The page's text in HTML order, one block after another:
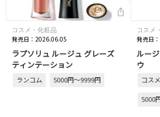
コスメ・化粧品
発売日：2026.06.05
ラプソリュ ルージュ グレーズ
ティンテーション
ランコム 5000円～9999円
コスメ
発売日
ルー
ウ
コス
5000